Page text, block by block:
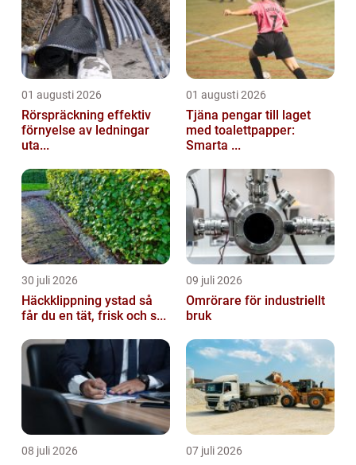
01 augusti 2026
Rörspräckning effektiv
förnyelse av ledningar
uta...
01 augusti 2026
Tjäna pengar till laget
med toalettpapper:
Smarta ...
30 juli 2026
Häckklippning ystad så
får du en tät, frisk och s...
09 juli 2026
Omrörare för industriellt
bruk
08 juli 2026 07 juli 2026